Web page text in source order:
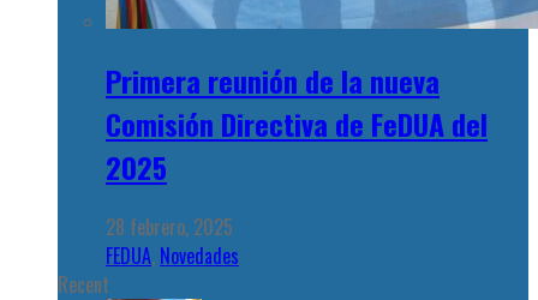
Primera reunión de la nueva
Comisión Directiva de FeDUA del
2025
28 febrero, 2025
FEDUA, Novedades
Recent